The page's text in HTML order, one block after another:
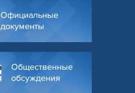
Официальные
документы
Общественные
обсуждения